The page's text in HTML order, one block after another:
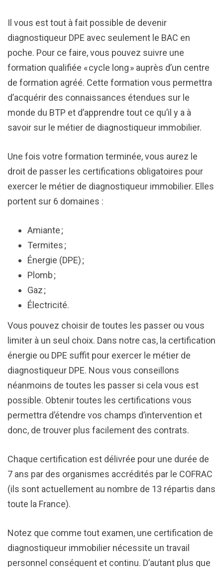
Il vous est tout à fait possible de devenir
diagnostiqueur DPE avec seulement le BAC en
poche. Pour ce faire, vous pouvez suivre une
formation qualifiée « cycle long » auprès d’un centre
de formation agréé. Cette formation vous permettra
d’acquérir des connaissances étendues sur le
monde du BTP et d’apprendre tout ce qu’il y a à
savoir sur le métier de diagnostiqueur immobilier.
Une fois votre formation terminée, vous aurez le
droit de passer les certifications obligatoires pour
exercer le métier de diagnostiqueur immobilier. Elles
portent sur 6 domaines :
Amiante ;
Termites ;
Énergie (DPE) ;
Plomb ;
Gaz ;
Électricité.
Vous pouvez choisir de toutes les passer ou vous
limiter à un seul choix. Dans notre cas, la certification
énergie ou DPE suffit pour exercer le métier de
diagnostiqueur DPE. Nous vous conseillons
néanmoins de toutes les passer si cela vous est
possible. Obtenir toutes les certifications vous
permettra d’étendre vos champs d’intervention et
donc, de trouver plus facilement des contrats.
Chaque certification est délivrée pour une durée de
7 ans par des organismes accrédités par le COFRAC
(ils sont actuellement au nombre de 13 répartis dans
toute la France).
Notez que comme tout examen, une certification de
diagnostiqueur immobilier nécessite un travail
personnel conséquent et continu. D’autant plus que